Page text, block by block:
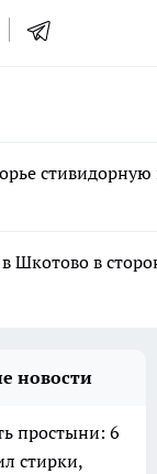
стивидорную
Шкотово в
новости
простыни: 6
стирки,